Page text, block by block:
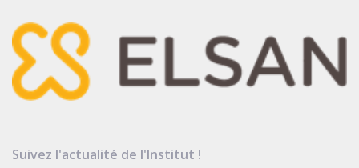
Suivez l'actualité de l'Institut !